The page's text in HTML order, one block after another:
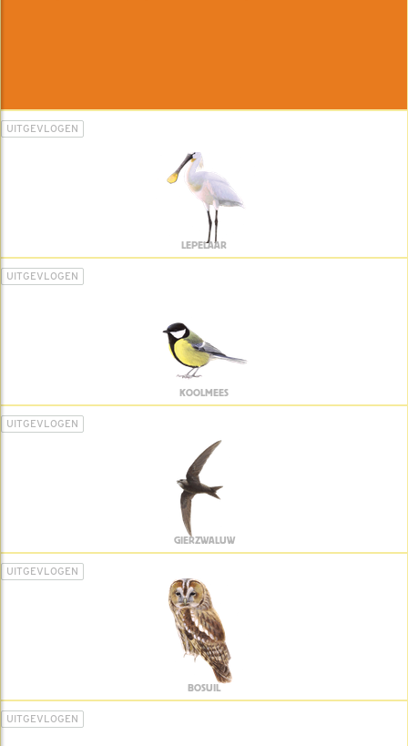
UITGEVLOGEN
LEPELAAR
UITGEVLOGEN
KOOLMEES
UITGEVLOGEN
GIERZWALUW
UITGEVLOGEN
BOSUIL
UITGEVLOGEN